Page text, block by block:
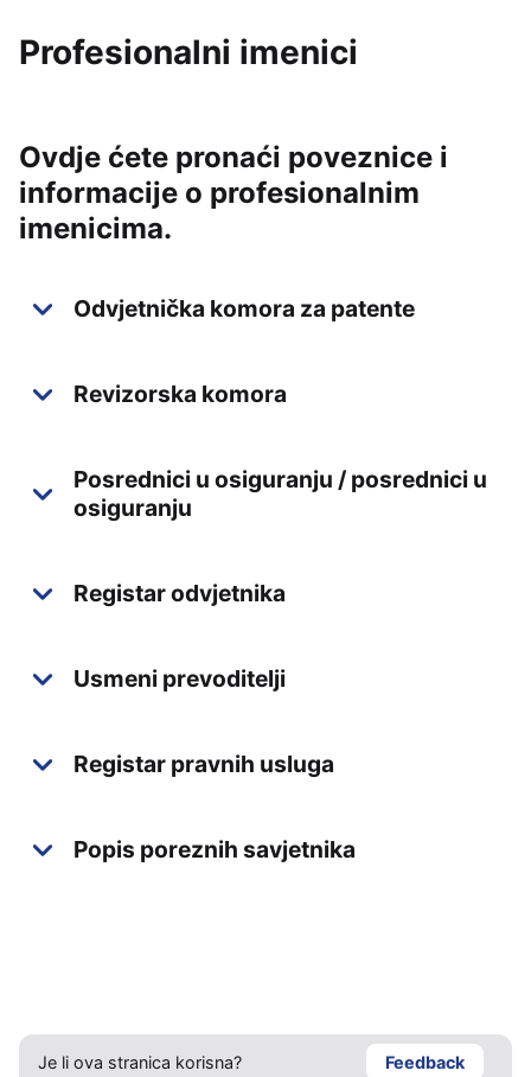
Profesionalni imenici
Ovdje ćete pronaći poveznice i
informacije o profesionalnim
imenicima.
Odvjetnička komora za patente
Revizorska komora
Posrednici u osiguranju / posrednici u
osiguranju
Registar odvjetnika
Usmeni prevoditelji
Registar pravnih usluga
Popis poreznih savjetnika
Je li ova stranica korisna? Feedback